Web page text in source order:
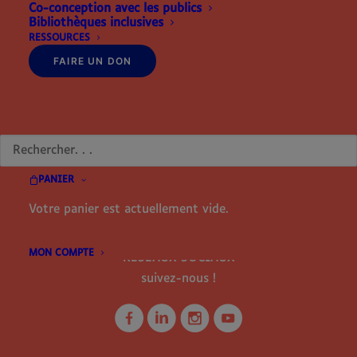
Co-conception avec les publics
Bibliothèques inclusives
RESSOURCES
FAIRE UN DON
PANIER
Votre panier est actuellement vide.
MON COMPTE
87410 LE PALAIS SUR VIENNE
+33 (0)9 81 63 38 92
contact@mesmainsenor.com
RÉSEAUX SOCIAUX
suivez-nous !